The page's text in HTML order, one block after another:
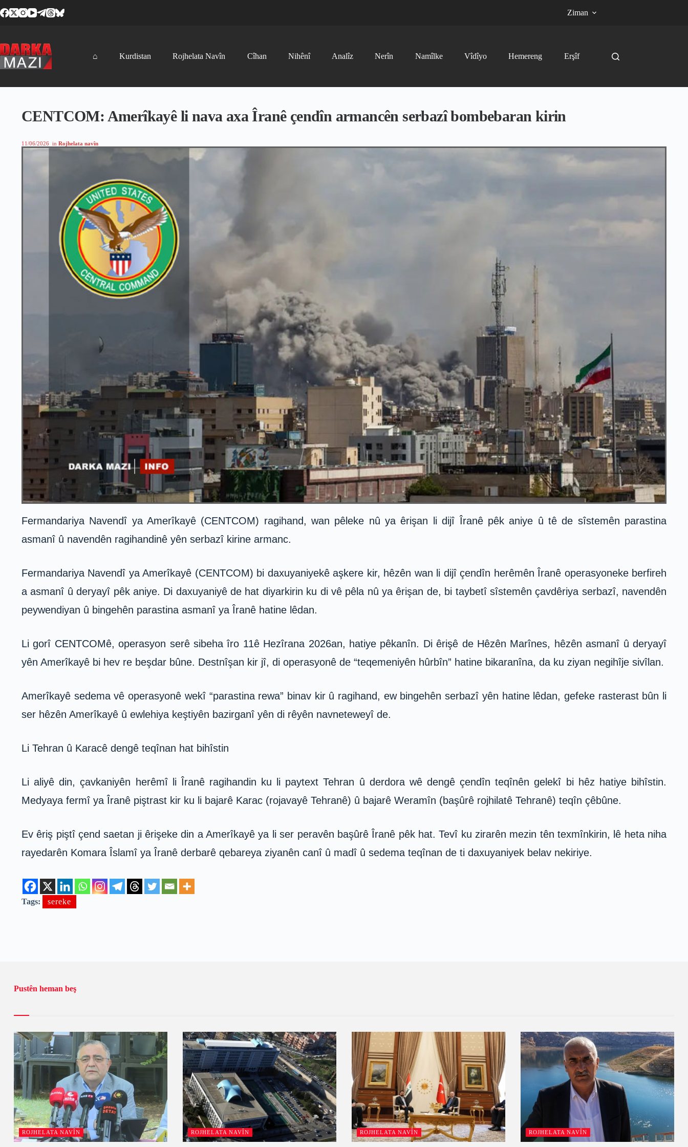
to
Ziman
⌂ Kurdistan Rojhelata Navîn Cîhan Nihênî Analîz Nerîn Namîlke Vîdîyo Hemereng Erşîf
CENTCOM: Amerîkayê li nava axa Îranê çendîn armancên serbazî bombebaran kirin
11/06/2026 in Rojhelata navîn
Fermandariya Navendî ya Amerîkayê (CENTCOM) ragihand, wan pêleke nû ya êrişan li dijî Îranê pêk aniye û tê de sîstemên parastina
asmanî û navendên ragihandinê yên serbazî kirine armanc.
Fermandariya Navendî ya Amerîkayê (CENTCOM) bi daxuyaniyekê aşkere kir, hêzên wan li dijî çendîn herêmên Îranê operasyoneke berfireh
a asmanî û deryayî pêk aniye. Di daxuyaniyê de hat diyarkirin ku di vê pêla nû ya êrişan de, bi taybetî sîstemên çavdêriya serbazî, navendên
peywendiyan û bingehên parastina asmanî ya Îranê hatine lêdan.
Li gorî CENTCOMê, operasyon serê sibeha îro 11ê Hezîrana 2026an, hatiye pêkanîn. Di êrişê de Hêzên Marînes, hêzên asmanî û deryayî
yên Amerîkayê bi hev re beşdar bûne. Destnîşan kir jî, di operasyonê de “teqemeniyên hûrbîn” hatine bikaranîna, da ku ziyan negihîje sivîlan.
Amerîkayê sedema vê operasyonê wekî “parastina rewa” binav kir û ragihand, ew bingehên serbazî yên hatine lêdan, gefeke rasterast bûn li
ser hêzên Amerîkayê û ewlehiya keştiyên bazirganî yên di rêyên navneteweyî de.
Li Tehran û Karacê dengê teqînan hat bihîstin
Li aliyê din, çavkaniyên herêmî li Îranê ragihandin ku li paytext Tehran û derdora wê dengê çendîn teqînên gelekî bi hêz hatiye bihîstin.
Medyaya fermî ya Îranê piştrast kir ku li bajarê Karac (rojavayê Tehranê) û bajarê Weramîn (başûrê rojhilatê Tehranê) teqîn çêbûne.
Ev êriş piştî çend saetan ji êrişeke din a Amerîkayê ya li ser peravên başûrê Îranê pêk hat. Tevî ku zirarên mezin tên texmînkirin, lê heta niha
rayedarên Komara Îslamî ya Îranê derbarê qebareya ziyanên canî û madî û sedema teqînan de ti daxuyaniyek belav nekiriye.
Tags: sereke
Pustên heman beş
ROJHELATA NAVÎN ROJHELATA NAVÎN ROJHELATA NAVÎN ROJHELATA NAVÎN